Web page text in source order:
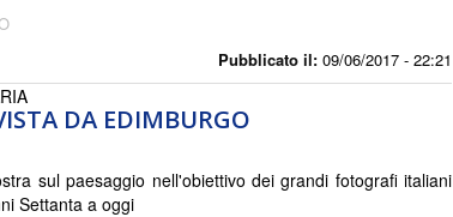
Pubblicato il: 09/06/2017 - 22:21
DA EDIMBURGO
sul paesaggio nell'obiettivo dei grandi fotografi italiani
Settanta a oggi